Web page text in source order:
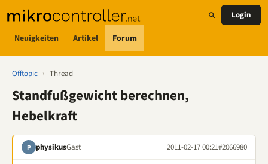
Neuigkeiten Artikel Forum
Login
Offtopic › Thread
Standfußgewicht berechnen,
Hebelkraft
P physikusGast 2011-02-17 00:21#2066980